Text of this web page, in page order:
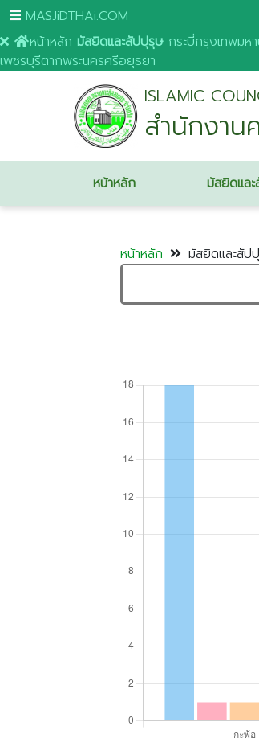
MASJiDTHAi.COM
หน้าหลัก มัสยิดและสัปปุรุษ กระบี่กรุงเทพมห
เพชรบุรีตากพระนครศรีอยุธยา
ISLAMIC
สำนักงา
หน้าหลัก มัสยิดแล
หน้าหลัก มัสยิดและสัป